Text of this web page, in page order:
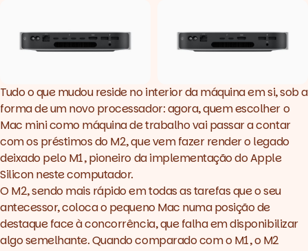
Tudo o que mudou reside no interior da máquina em si, sob a
forma de um novo processador: agora, quem escolher o
Mac mini como máquina de trabalho vai passar a contar
com os préstimos do M2, que vem fazer render o legado
deixado pelo M1, pioneiro da implementação do Apple
Silicon neste computador.
O M2, sendo mais rápido em todas as tarefas que o seu
antecessor, coloca o pequeno Mac numa posição de
destaque face à concorrência, que falha em disponibilizar
algo semelhante. Quando comparado com o M1, o M2